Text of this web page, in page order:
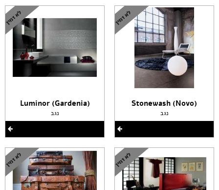
(Stonewash (Novo
נגב
(Luminor (Gardenia
נגב